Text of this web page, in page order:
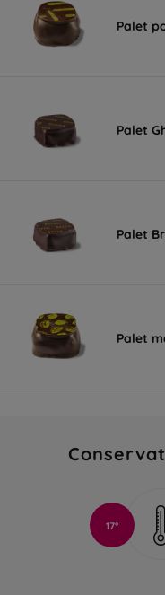
Palet
Palet
Palet
Palet
17°